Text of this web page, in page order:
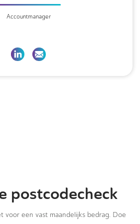
Accountmanager
postcodecheck
voor een vast maandelijks bedrag. Doe